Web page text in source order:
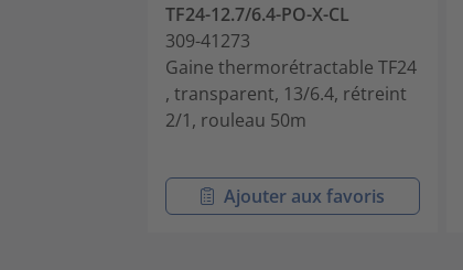
TF24-12.7/6.4-PO-X-CL
309-41273
Gaine thermorétractable TF24
, transparent, 13/6.4, rétreint
2/1, rouleau 50m
Ajouter aux favoris